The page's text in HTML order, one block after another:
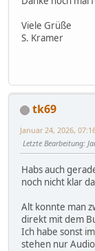
Viele Grüße
S. Kramer
tk69
Januar 24, 2026,
Letzte Bearbeitung:
Habs auch
noch nicht klar
Alt konnte man
direkt mit dem
Ich habe sonst
stehen nur